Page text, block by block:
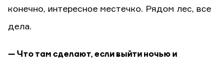
конечно, интересное местечко. Рядом лес, все
дела.
— Что там сделают, если выйти ночью и